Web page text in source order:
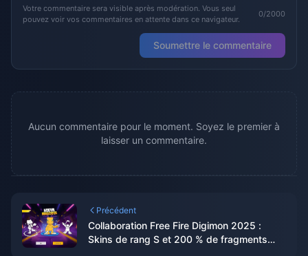
Votre commentaire sera visible après modération. Vous seul
pouvez voir vos commentaires en attente dans ce navigateur.
0/2000
Soumettre le commentaire
Aucun commentaire pour le moment. Soyez le premier à
laisser un commentaire.
Précédent
Collaboration Free Fire Digimon 2025 :
Skins de rang S et 200 % de fragments